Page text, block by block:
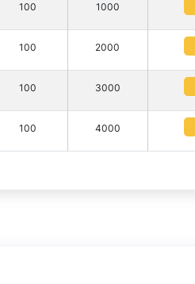
100 1000
100 2000
100 3000
100 4000